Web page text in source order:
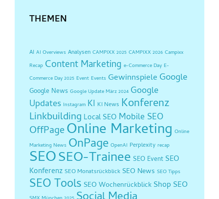
THEMEN
AI AI Overviews Analysen CAMPIXX 2025 CAMPIXX 2026 Campixx
Recap Content Marketing e-Commerce Day E-
Commerce Day 2025 Event Events Gewinnspiele Google
Google News Google Update März 2024 Google
Updates Instagram KI KI News Konferenz
Linkbuilding Local SEO Mobile SEO
OffPageOnline Marketing Online
Marketing News OnPage OpenAI Perplexity recap
SEOSEO-Trainee SEO Event SEO
Konferenz SEO Monatsrückblick SEO News SEO Tipps
SEO Tools SEO Wochenrückblick Shop SEO